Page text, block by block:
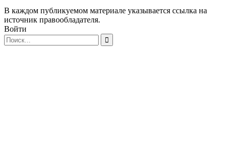
В каждом публикуемом материале указывается ссылка на
источник правообладателя.
Войти